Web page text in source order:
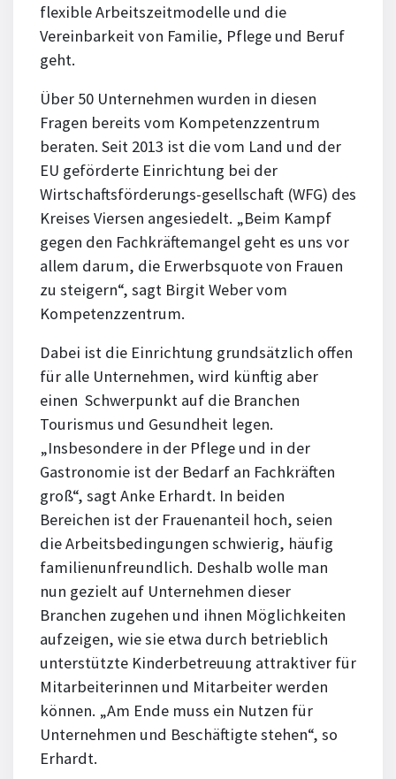
flexible Arbeitszeitmodelle und die
Vereinbarkeit von Familie, Pflege und Beruf
geht.
Über 50 Unternehmen wurden in diesen
Fragen bereits vom Kompetenzzentrum
beraten. Seit 2013 ist die vom Land und der
EU geförderte Einrichtung bei der
Wirtschaftsförderungs-gesellschaft (WFG) des
Kreises Viersen angesiedelt. „Beim Kampf
gegen den Fachkräftemangel geht es uns vor
allem darum, die Erwerbsquote von Frauen
zu steigern“, sagt Birgit Weber vom
Kompetenzzentrum.
Dabei ist die Einrichtung grundsätzlich offen
für alle Unternehmen, wird künftig aber
einen Schwerpunkt auf die Branchen
Tourismus und Gesundheit legen.
„Insbesondere in der Pflege und in der
Gastronomie ist der Bedarf an Fachkräften
groß“, sagt Anke Erhardt. In beiden
Bereichen ist der Frauenanteil hoch, seien
die Arbeitsbedingungen schwierig, häufig
familienunfreundlich. Deshalb wolle man
nun gezielt auf Unternehmen dieser
Branchen zugehen und ihnen Möglichkeiten
aufzeigen, wie sie etwa durch betrieblich
unterstützte Kinderbetreuung attraktiver für
Mitarbeiterinnen und Mitarbeiter werden
können. „Am Ende muss ein Nutzen für
Unternehmen und Beschäftigte stehen“, so
Erhardt.